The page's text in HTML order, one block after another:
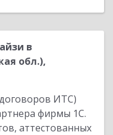
в
обл.),
ИТС)
фирмы 1С.
аттестованных